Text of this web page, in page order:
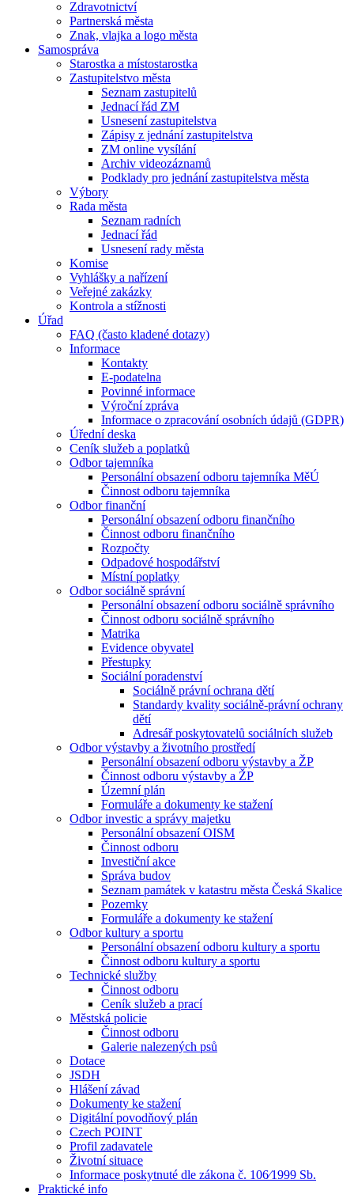
Zdravotnictví
Partnerská města
Znak, vlajka a logo města
Samospráva
Starostka a místostarostka
Zastupitelstvo města
Seznam zastupitelů
Jednací řád ZM
Usnesení zastupitelstva
Zápisy z jednání zastupitelstva
ZM online vysílání
Archiv videozáznamů
Podklady pro jednání zastupitelstva města
Výbory
Rada města
Seznam radních
Jednací řád
Usnesení rady města
Komise
Vyhlášky a nařízení
Veřejné zakázky
Kontrola a stížnosti
Úřad
FAQ (často kladené dotazy)
Informace
Kontakty
E-podatelna
Povinné informace
Výroční zpráva
Informace o zpracování osobních údajů (GDPR)
Úřední deska
Ceník služeb a poplatků
Odbor tajemníka
Personální obsazení odboru tajemníka MěÚ
Činnost odboru tajemníka
Odbor finanční
Personální obsazení odboru finančního
Činnost odboru finančního
Rozpočty
Odpadové hospodářství
Místní poplatky
Odbor sociálně správní
Personální obsazení odboru sociálně správního
Činnost odboru sociálně správního
Matrika
Evidence obyvatel
Přestupky
Sociální poradenství
Sociálně právní ochrana dětí
Standardy kvality sociálně-právní ochrany
dětí
Adresář poskytovatelů sociálních služeb
Odbor výstavby a životního prostředí
Personální obsazení odboru výstavby a ŽP
Činnost odboru výstavby a ŽP
Územní plán
Formuláře a dokumenty ke stažení
Odbor investic a správy majetku
Personální obsazení OISM
Činnost odboru
Investiční akce
Správa budov
Seznam památek v katastru města Česká Skalice
Pozemky
Formuláře a dokumenty ke stažení
Odbor kultury a sportu
Personální obsazení odboru kultury a sportu
Činnost odboru kultury a sportu
Technické služby
Činnost odboru
Ceník služeb a prací
Městská policie
Činnost odboru
Galerie nalezených psů
Dotace
JSDH
Hlášení závad
Dokumenty ke stažení
Digitální povodňový plán
Czech POINT
Profil zadavatele
Životní situace
Informace poskytnuté dle zákona č. 106⁄1999 Sb.
Praktické info